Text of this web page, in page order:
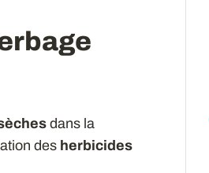
dans la
des herbicides